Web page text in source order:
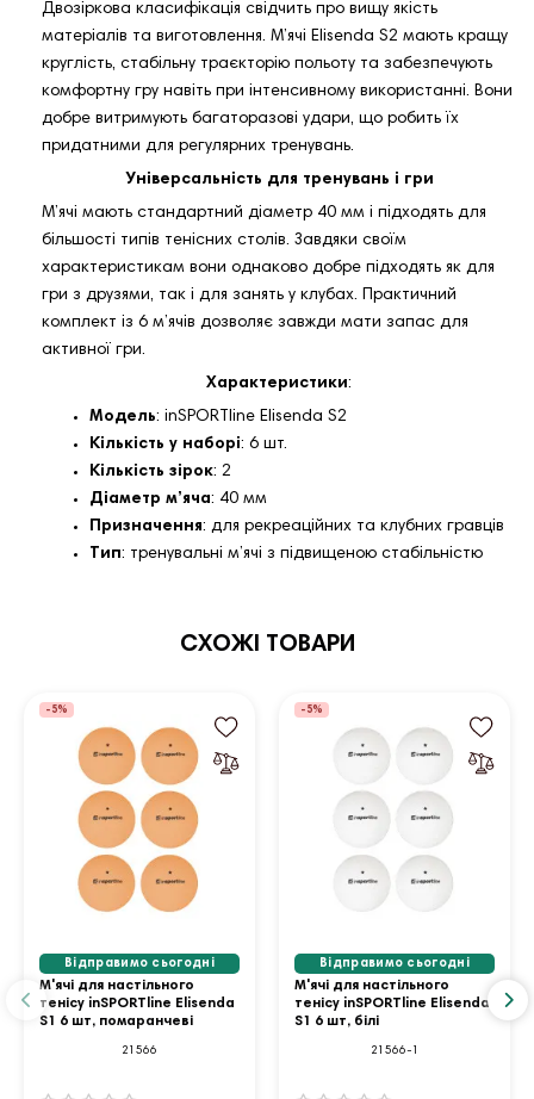
Двозіркова класифікація свідчить про вищу якість
матеріалів та виготовлення. М’ячі Elisenda S2 мають кращу
круглість, стабільну траєкторію польоту та забезпечують
комфортну гру навіть при інтенсивному використанні. Вони
добре витримують багаторазові удари, що робить їх
придатними для регулярних тренувань.
Універсальність для тренувань і гри
М’ячі мають стандартний діаметр 40 мм і підходять для
більшості типів тенісних столів. Завдяки своїм
характеристикам вони однаково добре підходять як для
гри з друзями, так і для занять у клубах. Практичний
комплект із 6 м’ячів дозволяє завжди мати запас для
активної гри.
Характеристики:
Модель: inSPORTline Elisenda S2
Кількість у наборі: 6 шт.
Кількість зірок: 2
Діаметр м’яча: 40 мм
Призначення: для рекреаційних та клубних гравців
Тип: тренувальні м’ячі з підвищеною стабільністю
СХОЖІ ТОВАРИ
-5%
Відправимо сьогодні
М'ячі для настільного
тенісу inSPORTline Elisenda
S1 6 шт, помаранчеві
21566
-5%
Відправимо сьогодні
М'ячі для настільного
тенісу inSPORTline Elisenda
S1 6 шт, білі
21566-1